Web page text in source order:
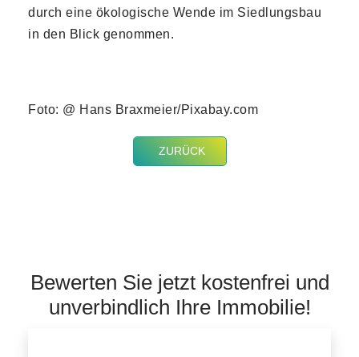
durch eine ökologische Wende im Siedlungsbau
in den Blick genommen.
Foto: @ Hans Braxmeier/Pixabay.com
ZURÜCK
Bewerten Sie jetzt kostenfrei und
unverbindlich Ihre Immobilie!